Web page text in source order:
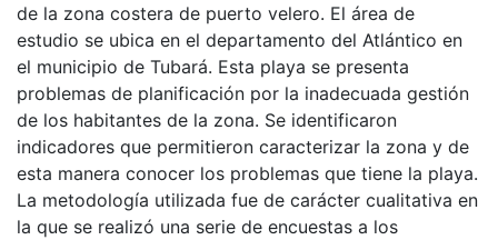
de la zona costera de puerto velero. El área de
estudio se ubica en el departamento del Atlántico en
el municipio de Tubará. Esta playa se presenta
problemas de planificación por la inadecuada gestión
de los habitantes de la zona. Se identificaron
indicadores que permitieron caracterizar la zona y de
esta manera conocer los problemas que tiene la playa.
La metodología utilizada fue de carácter cualitativa en
la que se realizó una serie de encuestas a los